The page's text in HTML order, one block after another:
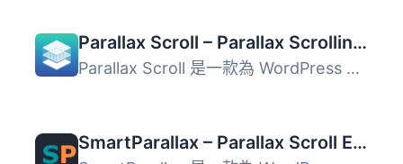
Parallax Scroll – Parallax Scrolling Backgrounds & Call to Action WordPress Plugin
Parallax Scroll 是一款為 WordPress 打造的視差區塊建造器外...
SmartParallax – Parallax Scroll Effects & Scroll Animations